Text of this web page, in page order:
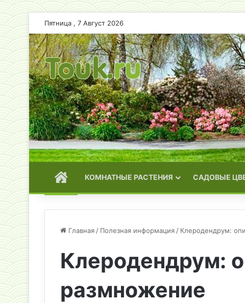
Пятница , 7 Август 2026
ГЛАВНАЯКОМНАТНЫЕ РАСТЕНИЯ САДОВЫЕ
Главная / Полезная информация / Клеродендрум:
Клеродендрум:
размножение